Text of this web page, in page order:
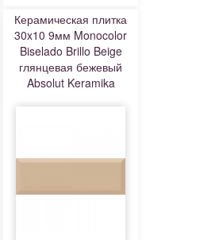
Керамическая плитка
30x10 9мм Monocolor
Biselado Brillo Beige
глянцевая бежевый
Absolut Keramika